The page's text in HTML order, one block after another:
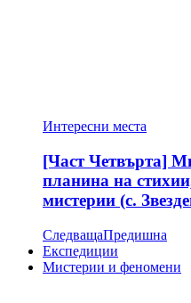
Интересни места
[Част Четвърта]
планина на
мистерии (с.
СледващаПредишна
Експедиции
Мистерии и феномени